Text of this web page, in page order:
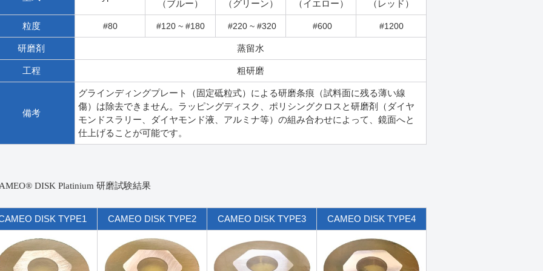
（ブルー） （グリーン） （イエロー） （レッド）
粒度 #80 #120 ~ #180 #220 ~ #320 #600 #1200
研磨剤 蒸留水
工程 粗研磨
備考
グラインディングプレート（固定砥粒式）による研磨条痕（試料面に残る薄い線
傷）は除去できません。ラッピングディスク、ポリシングクロスと研磨剤（ダイヤ
モンドスラリー、ダイヤモンド液、アルミナ等）の組み合わせによって、鏡面へと
仕上げることが可能です。
DISK Platinium 研磨試験結果
DISK TYPE1 CAMEO DISK TYPE2 CAMEO DISK TYPE3 CAMEO DISK TYPE4